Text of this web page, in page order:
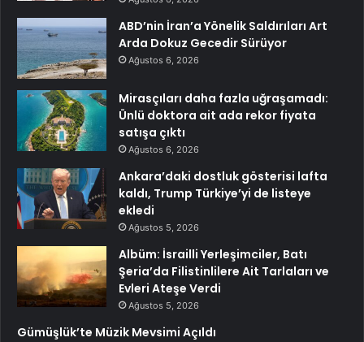
ABD’nin İran’a Yönelik Saldırıları Art
Arda Dokuz Gecedir Sürüyor
Ağustos 6, 2026
Mirasçıları daha fazla uğraşamadı:
Ünlü doktora ait ada rekor fiyata
satışa çıktı
Ağustos 6, 2026
Ankara’daki dostluk gösterisi lafta
kaldı, Trump Türkiye’yi de listeye
ekledi
Ağustos 5, 2026
Albüm: İsrailli Yerleşimciler, Batı
Şeria’da Filistinlilere Ait Tarlaları ve
Evleri Ateşe Verdi
Ağustos 5, 2026
Gümüşlük’te Müzik Mevsimi Açıldı